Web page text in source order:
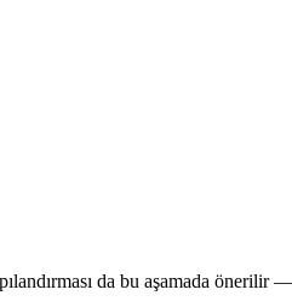
da bu aşamada önerilir